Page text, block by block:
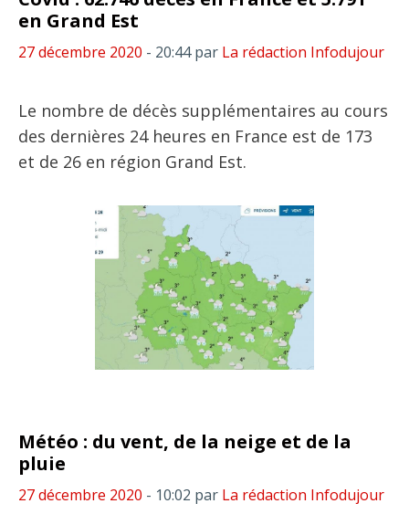
en Grand Est
27 décembre 2020 - 20:44 par La rédaction Infodujour
Le nombre de décès supplémentaires au cours
des dernières 24 heures en France est de 173
et de 26 en région Grand Est.
Météo : du vent, de la neige et de la
pluie
27 décembre 2020 - 10:02 par La rédaction Infodujour